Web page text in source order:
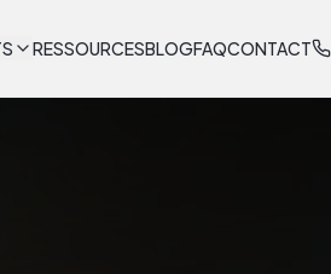
RESSOURCESBLOGFAQCONTACT